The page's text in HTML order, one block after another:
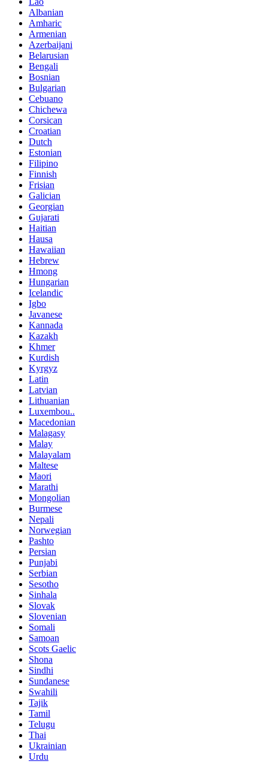
Albanian
Amharic
Armenian
Azerbaijani
Belarusian
Bengali
Bosnian
Bulgarian
Cebuano
Chichewa
Corsican
Croatian
Dutch
Estonian
Filipino
Finnish
Frisian
Galician
Georgian
Gujarati
Haitian
Hausa
Hawaiian
Hebrew
Hmong
Hungarian
Icelandic
Igbo
Javanese
Kannada
Kazakh
Khmer
Kurdish
Kyrgyz
Latin
Latvian
Lithuanian
Luxembou..
Macedonian
Malagasy
Malay
Malayalam
Maltese
Maori
Marathi
Mongolian
Burmese
Nepali
Norwegian
Pashto
Persian
Punjabi
Serbian
Sesotho
Sinhala
Slovak
Slovenian
Somali
Samoan
Scots Gaelic
Shona
Sindhi
Sundanese
Swahili
Tajik
Tamil
Telugu
Thai
Ukrainian
Urdu